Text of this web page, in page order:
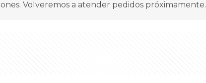
Volveremos a atender pedidos próximamente.